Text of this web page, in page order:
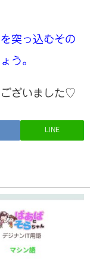
突っ込むその
う。
ございました♡
LINE